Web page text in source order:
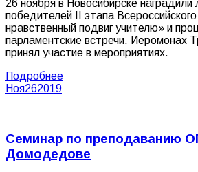
26 ноября в Новосибирске наградили
победителей II этапа
нравственный подвиг учителю» и
парламентские встречи. Иеромонах
принял участие в мероприятиях.
Подробнее
Ноя262019
Семинар по преподаванию
Домодедове